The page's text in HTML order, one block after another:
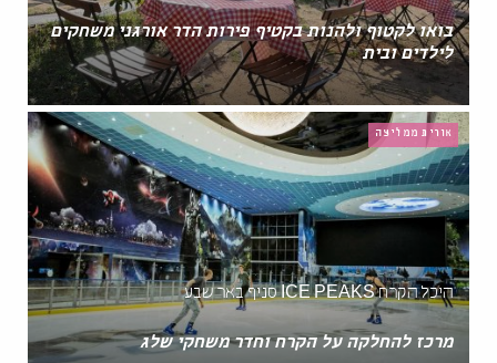
בואו לקטוף ולהנות בקטיף פירות הדר אורגני משחקים
לילדים ובית
אורית ממליצה
היכל הקרח ICE PEAKS סניף באר שבע
מרכז להחלקה על הקרח וחדר משחקי שלג